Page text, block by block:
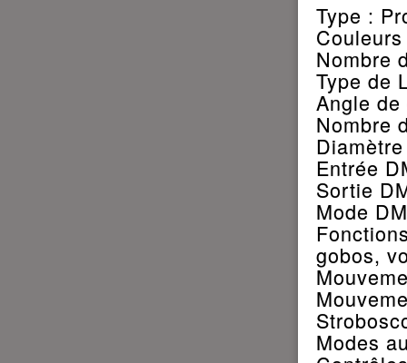
Type :
Nombre
Type de
Angle
Nombre
Entrée
Sortie
Mode
gobos,
Modes